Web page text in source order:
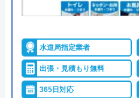
水の生活トラブル救
水の生活トラブル救急車
リアとしており、またト
ど水まわり設備全般の修
やすい水道業者です。
水道局指定業者
出張・見積もり無料
365日対応